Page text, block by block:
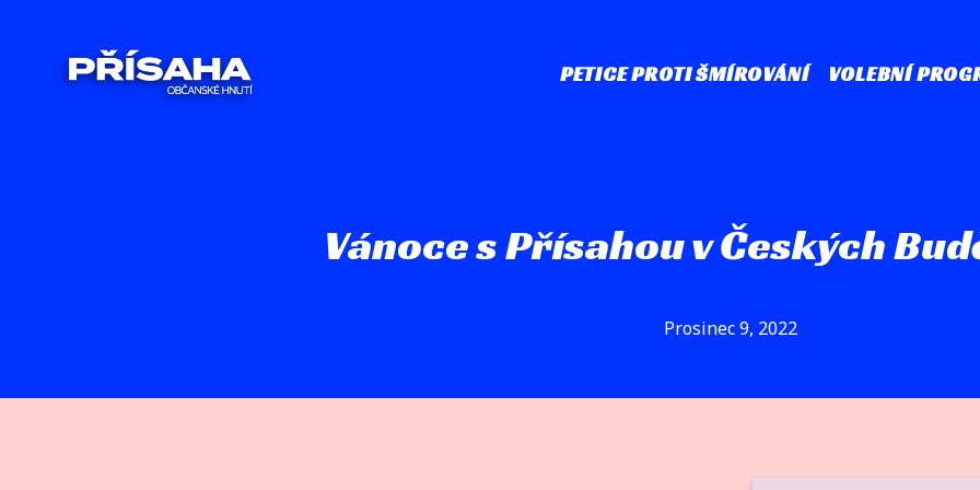
PETICE PROTI ŠMÍROVÁNÍ VOLEBNÍ
Vánoce s Přísahou v Českých
Prosinec 9, 2022